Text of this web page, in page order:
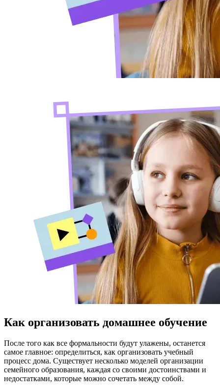
Как организовать домашнее обучение
После того как все формальности будут улажены, останется
самое главное: определиться, как организовать учебный
процесс дома. Существует несколько моделей организации
семейного образования, каждая со своими достоинствами и
недостатками, которые можно сочетать между собой.